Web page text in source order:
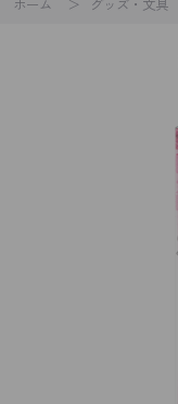
ホーム グッズ・文具